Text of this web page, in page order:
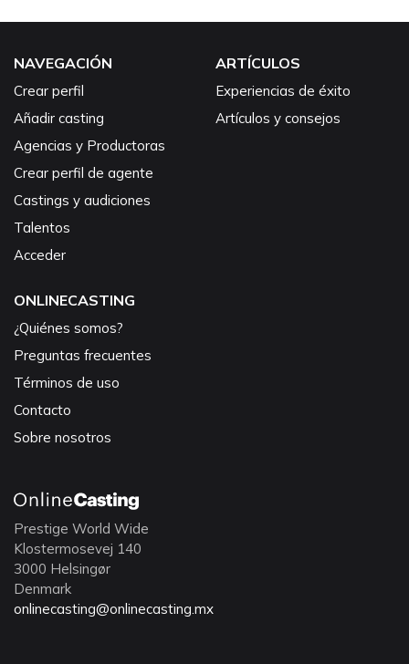
NAVEGACIÓN
Crear perfil
Añadir casting
Agencias y Productoras
Crear perfil de agente
Castings y audiciones
Talentos
Acceder
ARTÍCULOS
Experiencias de éxito
Artículos y consejos
ONLINECASTING
¿Quiénes somos?
Preguntas frecuentes
Términos de uso
Contacto
Sobre nosotros
Prestige World Wide
Klostermosevej 140
3000 Helsingør
Denmark
onlinecasting@onlinecasting.mx